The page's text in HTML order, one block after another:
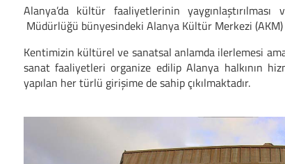
Alanya’da kültür faaliyetlerinin
Müdürlüğü bünyesindeki Alanya Kültür Merkezi (AKM)
Kentimizin kültürel ve sanatsal anlamda ilerlemesi
sanat faaliyetleri organize edilip Alanya halkının
yapılan her türlü girişime de sahip çıkılmaktadır.